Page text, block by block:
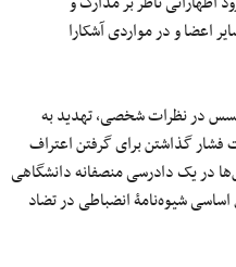
اعضا و در مواردی آشکارا
در نظرات شخصی، تهدید به
فشار گذاشتن برای گرفتن اعتراف
در یک دادرسی منصفانه دانشگاهی
شیوه‌نامۀ انضباطی در تضاد